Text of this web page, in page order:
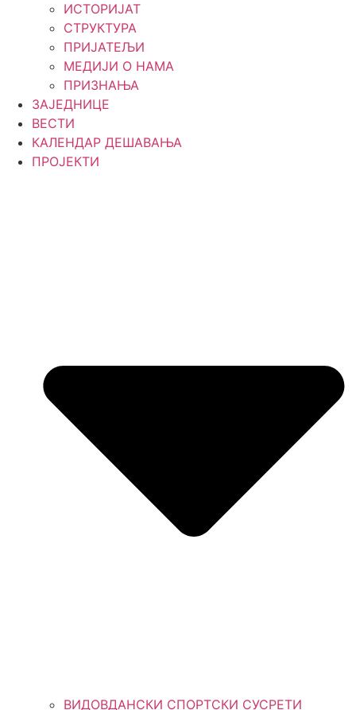
ИСТОРИЈАТ
СТРУКТУРА
ПРИЈАТЕЉИ
МЕДИЈИ О НАМА
ПРИЗНАЊА
ЗАЈЕДНИЦЕ
ВЕСТИ
КАЛЕНДАР ДЕШАВАЊА
ПРОЈЕКТИ
ВИДОВДАНСКИ СПОРТСКИ СУСРЕТИ